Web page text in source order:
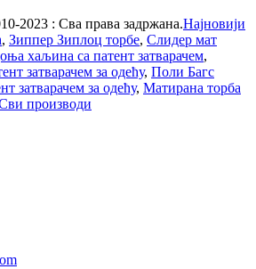
2023 : Сва права задржана.Најновији
, Зиппер Зиплоц торбе, Слидер мат
хаљина са патент затварачем,
затварачем за одећу, Поли Багс
затварачем за одећу, Матирана торба
производи